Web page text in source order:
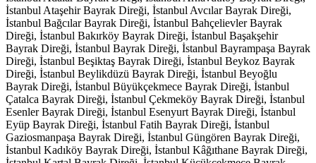
İstanbul Ataşehir Bayrak Direği, İstanbul Avcılar Bayrak Direği,
İstanbul Bağcılar Bayrak Direği, İstanbul Bahçelievler Bayrak
Direği, İstanbul Bakırköy Bayrak Direği, İstanbul Başakşehir
Bayrak Direği, İstanbul Bayrak Direği, İstanbul Bayrampaşa Bayrak
Direği, İstanbul Beşiktaş Bayrak Direği, İstanbul Beykoz Bayrak
Direği, İstanbul Beylikdüzü Bayrak Direği, İstanbul Beyoğlu
Bayrak Direği, İstanbul Büyükçekmece Bayrak Direği, İstanbul
Çatalca Bayrak Direği, İstanbul Çekmeköy Bayrak Direği, İstanbul
Esenler Bayrak Direği, İstanbul Esenyurt Bayrak Direği, İstanbul
Eyüp Bayrak Direği, İstanbul Fatih Bayrak Direği, İstanbul
Gaziosmanpaşa Bayrak Direği, İstanbul Güngören Bayrak Direği,
İstanbul Kadıköy Bayrak Direği, İstanbul Kâğıthane Bayrak Direği,